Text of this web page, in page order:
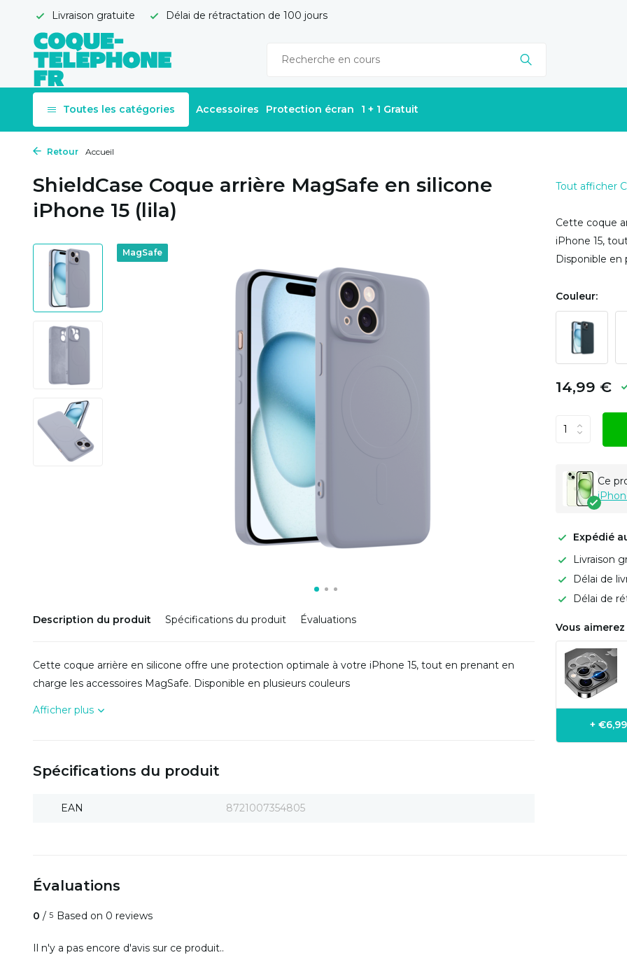
Livraison gratuite Délai de rétractation de 100 jours
Toutes les catégories Accessoires Protection écran 1 + 1 Gratuit
Retour Accueil
ShieldCase Coque arrière MagSafe en silicone
iPhone 15 (lila)
MagSafe
Description du produit Spécifications du produit Évaluations
Cette coque arrière en silicone offre une protection optimale à votre iPhone 15, tout en prenant en
charge les accessoires MagSafe. Disponible en plusieurs couleurs
Afficher plus
Spécifications du produit
EAN 8721007354805
Tout afficher
Cette coque
iPhone 15,
Disponible en
Couleur:
14,99 €
Ce
Expédié
Livraison
Délai de
Délai de
Vous
+
Évaluations
0 / 5 Based on 0 reviews
Il n'y a pas encore d'avis sur ce produit..